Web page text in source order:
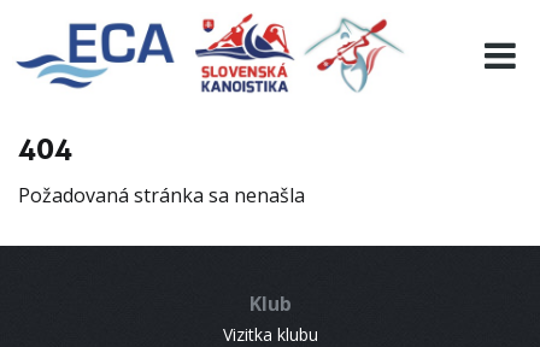
404
Požadovaná stránka sa nenašla
Klub
Vizitka klubu
EURO 19
INFO
RESULTS
CONTACT